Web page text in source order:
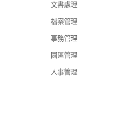
文書處理
檔案管理
事務管理
園區管理
人事管理